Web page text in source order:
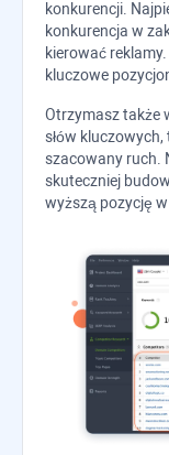
konkurencji.
konkurencja w
kierować
kluczowe
Otrzymasz także
słów
szacowany ruch.
skuteczniej
wyższą pozycję w